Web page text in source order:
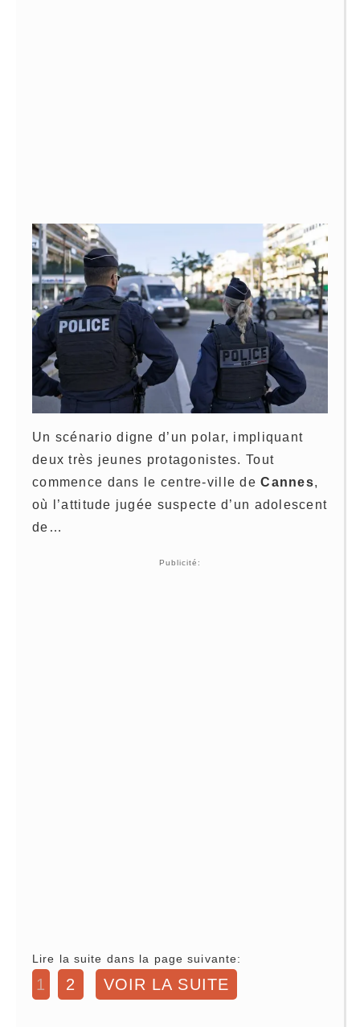
Un scénario digne d’un polar, impliquant
deux très jeunes protagonistes. Tout
commence dans le centre-ville deCannes,
où l’attitude jugée suspecte d’un adolescent
de…
Publicité:
Lire la suite dans la page suivante:
1 2 VOIR LA SUITE